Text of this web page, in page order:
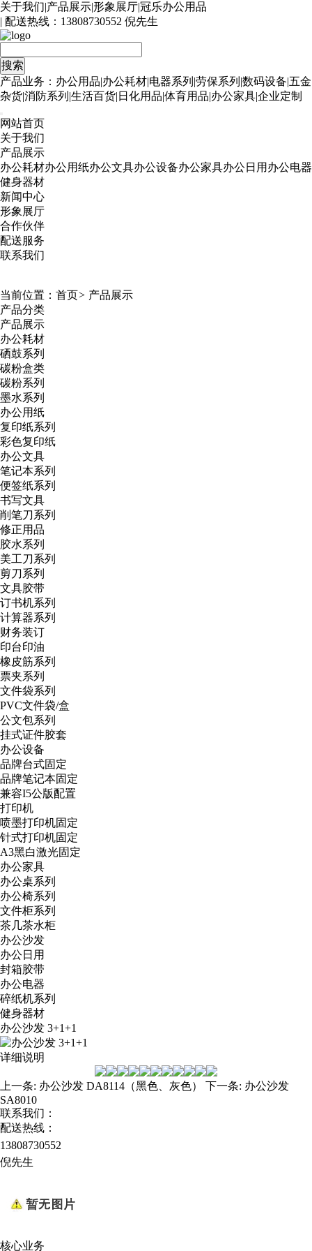
关于我们|产品展示|形象展厅|冠乐办公用品
| 配送热线： 13808730552 倪先生
产品业务：办公用品|办公耗材|电器系列|劳保系列|数码设备|五金
杂货|消防系列|生活百货|日化用品|体育用品|办公家具|企业定制
网站首页
关于我们
产品展示
办公耗材办公用纸办公文具办公设备办公家具办公日用 办公电器
健身器材
新闻中心
形象展厅
合作伙伴
配送服务
联系我们
当前位置： 首页> 产品展示
产品分类
产品展示
办公耗材
硒鼓系列
碳粉盒类
碳粉系列
墨水系列
办公用纸
复印纸系列
彩色复印纸
办公文具
笔记本系列
便签纸系列
书写文具
削笔刀系列
修正用品
胶水系列
美工刀系列
剪刀系列
文具胶带
订书机系列
计算器系列
财务装订
印台印油
橡皮筋系列
票夹系列
文件袋系列
PVC文件袋/盒
公文包系列
挂式证件胶套
办公设备
品牌台式固定
品牌笔记本固定
兼容I5公版配置
打印机
喷墨打印机固定
针式打印机固定
A3黑白激光固定
办公家具
办公桌系列
办公椅系列
文件柜系列
茶几茶水柜
办公沙发
办公日用
封箱胶带
办公电器
碎纸机系列
健身器材
办公沙发 3+1+1
详细说明
上一条: 办公沙发 DA8114（黑色、灰色） 下一条: 办公沙发
SA8010
联系我们：
配送热线：
13808730552
倪先生
核心业务